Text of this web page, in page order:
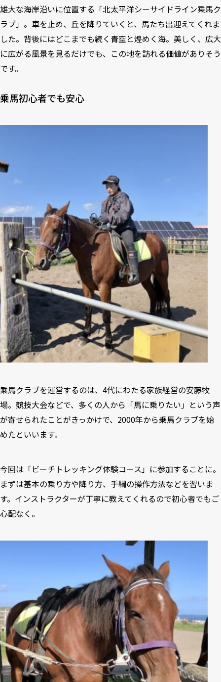
雄大な海岸沿いに位置する「北太平洋シーサイドライン乗馬ク
ラブ」。車を止め、丘を降りていくと、馬たち出迎えてくれま
した。背後にはどこまでも続く青空と煌めく海。美しく、広大
に広がる風景を見るだけでも、この地を訪れる価値がありそう
です。
乗馬初心者でも安心
乗馬クラブを運営するのは、4代にわたる家族経営の安藤牧
場。競技大会などで、多くの人から「馬に乗りたい」という声
が寄せられたことがきっかけで、2000年から乗馬クラブを始
めたといいます。
今回は「ビーチトレッキング体験コース」に参加することに。
まずは基本の乗り方や降り方、手綱の操作方法などを習いま
す。インストラクターが丁寧に教えてくれるので初心者でもご
心配なく。